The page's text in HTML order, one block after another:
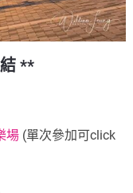
**
場 (單次參加可click